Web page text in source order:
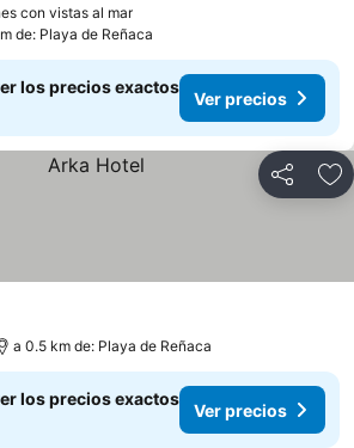
con vistas al mar
de: Playa de Reñaca
los precios exactos
Ver precios
Compartir
a 0.5 km de: Playa de Reñaca
los precios exactos
Ver precios